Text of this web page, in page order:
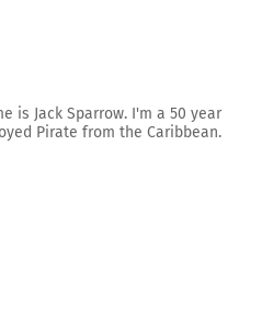
is Jack Sparrow. I'm a 50 year
Pirate from the Caribbean.